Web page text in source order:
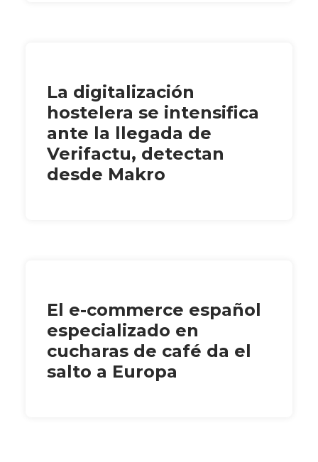
La digitalización
hostelera se intensifica
ante la llegada de
Verifactu, detectan
desde Makro
El e-commerce español
especializado en
cucharas de café da el
salto a Europa